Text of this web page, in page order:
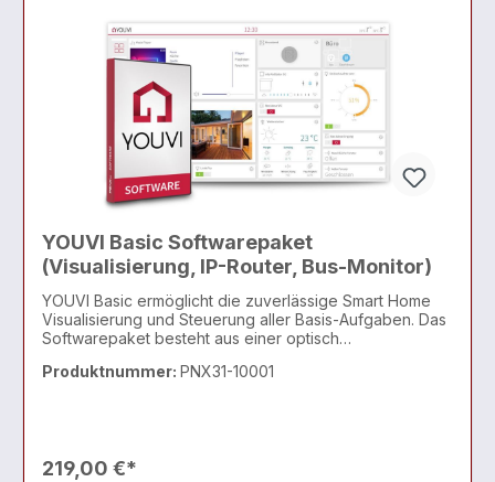
YOUVI Basic Softwarepaket
(Visualisierung, IP-Router, Bus-Monitor)
YOUVI Basic ermöglicht die zuverlässige Smart Home
Visualisierung und Steuerung aller Basis-Aufgaben. Das
Softwarepaket besteht aus einer optisch
App (iOS/Android), einer Bus-Monitor- sowie einer IP-
Produktnummer: PNX31-10001
219,00 €*